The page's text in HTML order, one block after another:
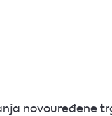
novouređene